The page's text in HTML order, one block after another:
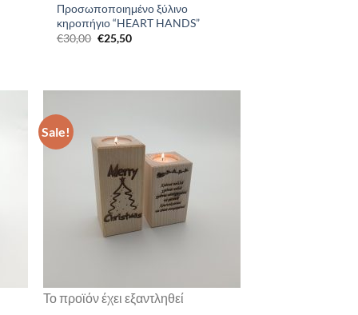
Προσωποποιημένο ξύλινο
κηροπήγιο “HEART HANDS”
€30,00 Original
price
€25,50Current
Sale!
Το προϊόν έχει εξαντληθεί